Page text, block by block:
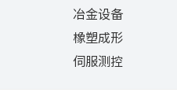
冶金设备
橡塑成形
伺服测控